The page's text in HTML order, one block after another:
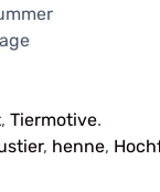
,Tiermotive.
, henne,